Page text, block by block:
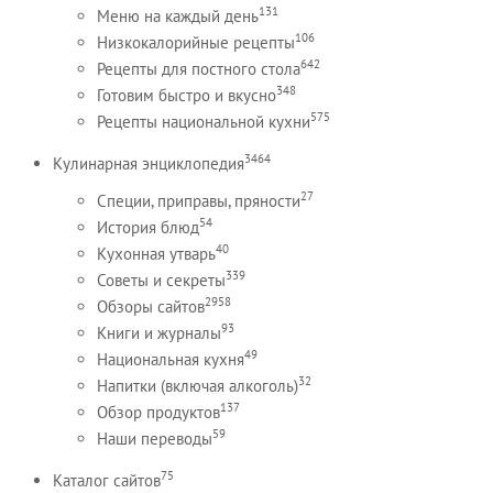
Меню на каждый день131
Низкокалорийные рецепты106
Рецепты для постного стола642
Готовим быстро и вкусно348
Рецепты национальной кухни575
Кулинарная энциклопедия3464
Специи, приправы, пряности27
История блюд54
Кухонная утварь40
Советы и секреты339
Обзоры сайтов2958
Книги и журналы93
Национальная кухня49
Напитки (включая алкоголь)32
Обзор продуктов137
Наши переводы59
Каталог сайтов75